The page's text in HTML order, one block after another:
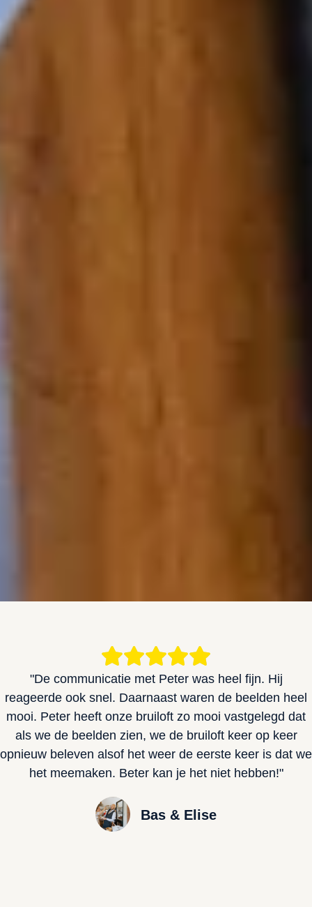
"De communicatie met Peter was heel fijn. Hij
reageerde ook snel. Daarnaast waren de beelden heel
mooi. Peter heeft onze bruiloft zo mooi vastgelegd dat
als we de beelden zien, we de bruiloft keer op keer
opnieuw beleven alsof het weer de eerste keer is dat we
het meemaken. Beter kan je het niet hebben!"
Bas & Elise